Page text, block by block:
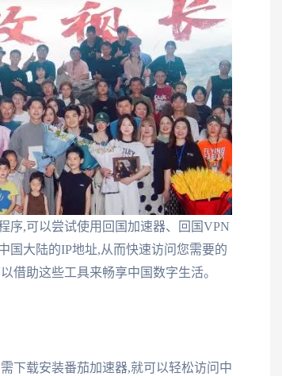
序,可以尝试使用回国加速器、回国VPN
国大陆的IP地址,从而快速访问您需要的
借助这些工具来畅享中国数字生活。
下载安装番茄加速器,就可以轻松访问中